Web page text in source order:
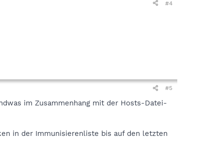
#4
#5
im Zusammenhang mit der Hosts-Datei-
in der Immunisierenliste bis auf den letzten